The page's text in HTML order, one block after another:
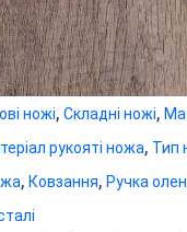
ножі, Складні ножі,
рукояті ножа, Тип
, Ковзання, Ручка